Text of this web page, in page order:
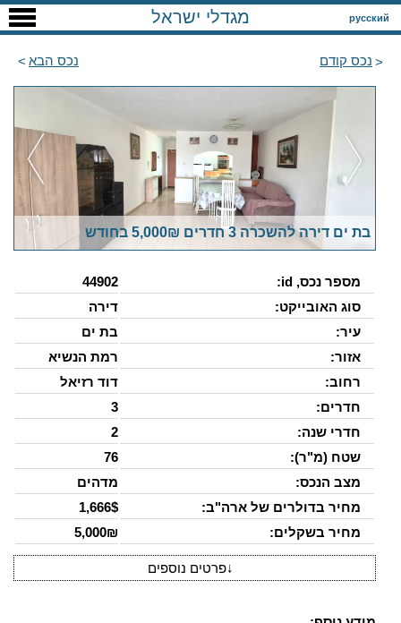
русский מגדלי ישראל
נכס קודם נכס הבא
בת ים דירה להשכרה 3 חדרים 5,000₪ בחודש
מספר נכס, id:
44902
סוג האובייקט:
דירה
עיר:
בת ים
אזור:
רמת הנשיא
רחוב:
דוד רזיאל
חדרים:
3
חדרי שנה:
2
שטח (מ"ר):
76
מצב הנכס:
מדהים
מחיר בדולרים של ארה"ב:
1,666$
מחיר בשקלים:
5,000₪
↓פרטים נוספים